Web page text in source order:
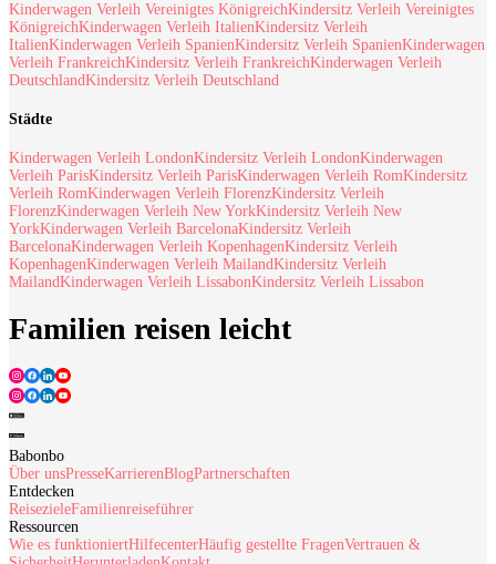
Kinderwagen Verleih Vereinigtes KönigreichKindersitz Verleih Vereinigtes
KönigreichKinderwagen Verleih ItalienKindersitz Verleih
ItalienKinderwagen Verleih SpanienKindersitz Verleih SpanienKinderwagen
Verleih FrankreichKindersitz Verleih FrankreichKinderwagen Verleih
DeutschlandKindersitz Verleih Deutschland
Städte
Kinderwagen Verleih LondonKindersitz Verleih LondonKinderwagen
Verleih ParisKindersitz Verleih ParisKinderwagen Verleih RomKindersitz
Verleih RomKinderwagen Verleih FlorenzKindersitz Verleih
FlorenzKinderwagen Verleih New YorkKindersitz Verleih New
YorkKinderwagen Verleih BarcelonaKindersitz Verleih
BarcelonaKinderwagen Verleih KopenhagenKindersitz Verleih
KopenhagenKinderwagen Verleih MailandKindersitz Verleih
MailandKinderwagen Verleih LissabonKindersitz Verleih Lissabon
Familien reisen leicht
Babonbo
Über unsPresseKarrierenBlogPartnerschaften
Entdecken
ReisezieleFamilienreiseführer
Ressourcen
Wie es funktioniertHilfecenterHäufig gestellte FragenVertrauen &